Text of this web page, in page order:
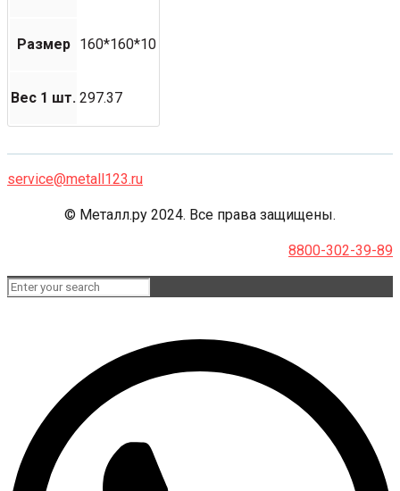
Размер 160*160*10
Вес 1 шт. 297.37
service@metall123.ru
© Металл.ру 2024. Все права защищены.
8800-302-39-89